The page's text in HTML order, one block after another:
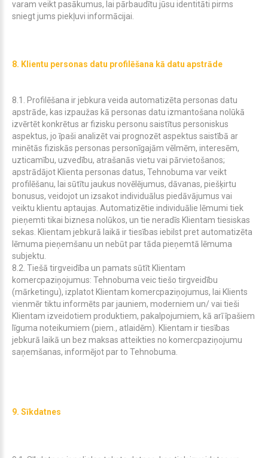
varam veikt pasākumus, lai pārbaudītu jūsu identitāti pirms
sniegt jums piekļuvi informācijai.
8. Klientu personas datu profilēšana kā datu apstrāde
8.1. Profilēšana ir jebkura veida automatizēta personas datu
apstrāde, kas izpaužas kā personas datu izmantošana nolūkā
izvērtēt konkrētus ar fizisku personu saistītus personiskus
aspektus, jo īpaši analizēt vai prognozēt aspektus saistībā ar
minētās fiziskās personas personīgajām vēlmēm, interesēm,
uzticamību, uzvedību, atrašanās vietu vai pārvietošanos;
apstrādājot Klienta personas datus, Tehnobuma var veikt
profilēšanu, lai sūtītu jaukus novēlējumus, dāvanas, piešķirtu
bonusus, veidojot un izsakot individuālus piedāvājumus vai
veiktu klientu aptaujas. Automatizētie individuālie lēmumi tiek
pieņemti tikai biznesa nolūkos, un tie neradīs Klientam tiesiskas
sekas. Klientam jebkurā laikā ir tiesības iebilst pret automatizēta
lēmuma pieņemšanu un nebūt par tāda pieņemtā lēmuma
subjektu.
8.2. Tiešā tirgveidība un pamats sūtīt Klientam
komercpaziņojumus: Tehnobuma veic tiešo tirgveidību
(mārketingu), izplatot Klientam komercpaziņojumus, lai Klients
vienmēr tiktu informēts par jauniem, moderniem un/ vai tieši
Klientam izveidotiem produktiem, pakalpojumiem, kā arī īpašiem
līguma noteikumiem (piem., atlaidēm). Klientam ir tiesības
jebkurā laikā un bez maksas atteikties no komercpaziņojumu
saņemšanas, informējot par to Tehnobuma.
9. Sīkdatnes